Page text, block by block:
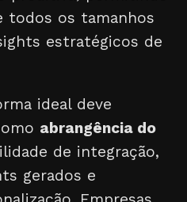
todos os tamanhos
estratégicos de
ideal deve
abrangência do
de integração,
gerados e